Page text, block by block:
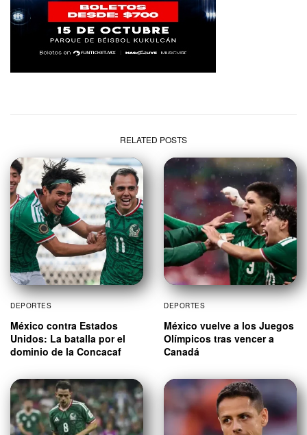
RELATED POSTS
DEPORTES
México contra Estados
Unidos: La batalla por el
dominio de la Concacaf
DEPORTES
México vuelve a los Juegos
Olímpicos tras vencer a
Canadá